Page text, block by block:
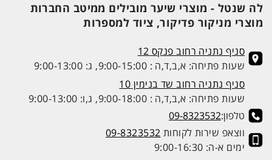
לה שנטל - מוצרי שיער מובילים ממיטב החברות
מוצרי מניקור פדיקור, ציוד למספרות
סניף נתניה רחוב פנקס 12
שעות פתיחה: א,ב,ד,ה : 9:00-15:00, ג: 9:00-13:00
סניף נתניה רחוב שד בנימין 10
שעות פתיחה: א,ב,ד,ה : 9:00-18:00, ג,ו: 9:00-13:00
טלפון:09-8323532
ווצאפ שירות לקוחות 09-8323532
ימים א-ה: 9:00-16:30